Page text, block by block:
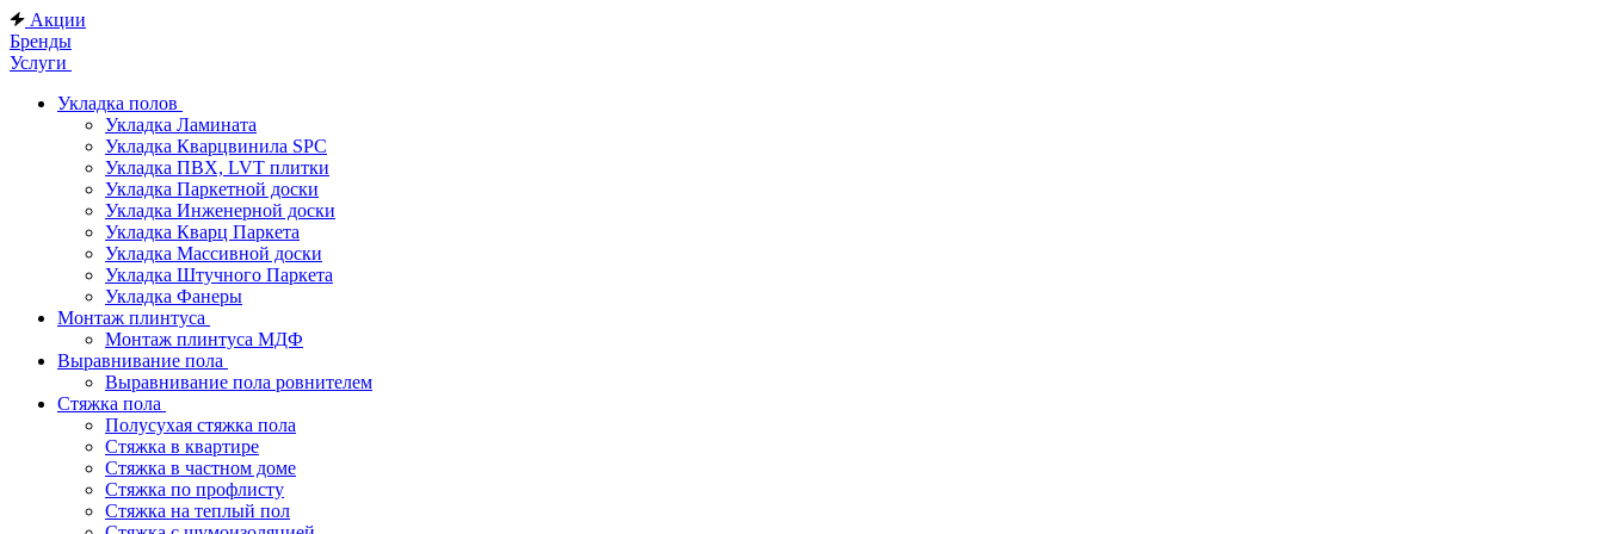
Акции
Бренды
Услуги
Укладка полов
Укладка Ламината
Укладка Кварцвинила SPC
Укладка ПВХ, LVT плитки
Укладка Паркетной доски
Укладка Инженерной доски
Укладка Кварц Паркета
Укладка Массивной доски
Укладка Штучного Паркета
Укладка Фанеры
Монтаж плинтуса
Монтаж плинтуса МДФ
Выравнивание пола
Выравнивание пола ровнителем
Стяжка пола
Полусухая стяжка пола
Стяжка в квартире
Стяжка в частном доме
Стяжка по профлисту
Стяжка на теплый пол